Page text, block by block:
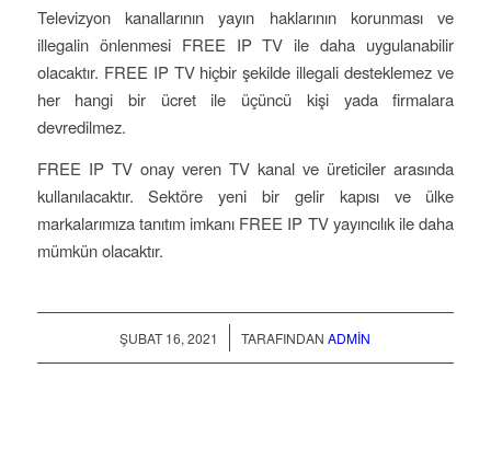
Televizyon kanallarının yayın haklarının korunması ve
illegalin önlenmesi FREE IP TV ile daha uygulanabilir
olacaktır. FREE IP TV hiçbir şekilde illegali desteklemez ve
her hangi bir ücret ile üçüncü kişi yada firmalara
devredilmez.
FREE IP TV onay veren TV kanal ve üreticiler arasında
kullanılacaktır. Sektöre yeni bir gelir kapısı ve ülke
markalarımıza tanıtım imkanı FREE IP TV yayıncılık ile daha
mümkün olacaktır.
ŞUBAT 16, 2021
/ TARAFINDANADMIN